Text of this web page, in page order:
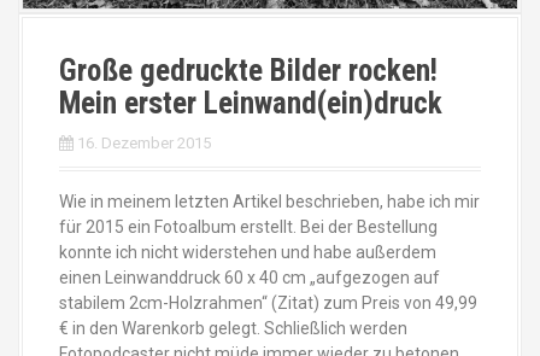
Große gedruckte Bilder rocken!
Mein erster Leinwand(ein)druck
16. Dezember 2015
Wie in meinem letzten Artikel beschrieben, habe ich mir
für 2015 ein Fotoalbum erstellt. Bei der Bestellung
konnte ich nicht widerstehen und habe außerdem
einen Leinwanddruck 60 x 40 cm „aufgezogen auf
stabilem 2cm-Holzrahmen“ (Zitat) zum Preis von 49,99
€ in den Warenkorb gelegt. Schließlich werden